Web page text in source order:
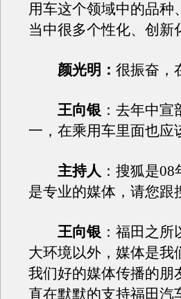
用车这个领域中的品
当中很多个性化、创新
颜光明： 很振奋，
王向银 ：去年中
一，在乘用车里面也应
主持人 ：搜狐是
是专业的媒体，请您跟
王向银 ：福田之
大环境以外，媒体是我
我们好的媒体传播的朋
直在默默的支持福田汽